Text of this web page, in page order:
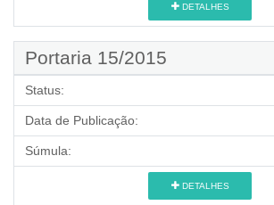
DETALHES
Portaria 15/2015
Status:
Data de Publicação:
Súmula:
DETALHES